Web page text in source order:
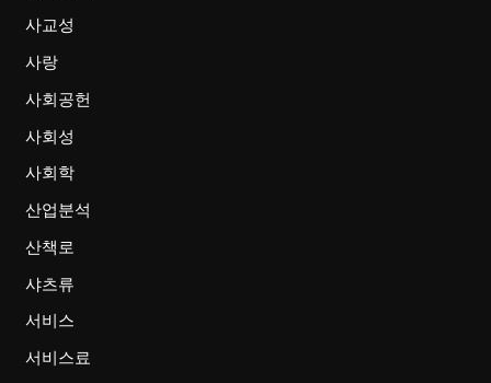
사교성
사랑
사회공헌
사회성
사회학
산업분석
산책로
샤츠류
서비스
서비스료